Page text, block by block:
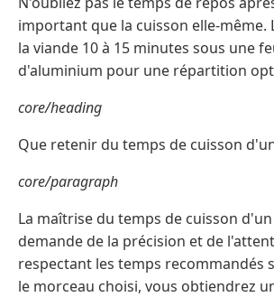
important que la cuisson elle-même.
la viande 10 à 15 minutes sous une
d'aluminium pour une répartition
core/heading
Que retenir du temps de cuisson
core/paragraph
La maîtrise du temps de cuisson
demande de la précision et de
respectant les temps recommandés
le morceau choisi, vous obtiendrez